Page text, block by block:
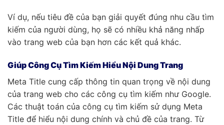
Ví dụ, nếu tiêu đề của bạn giải quyết đúng nhu cầu tìm
kiếm của người dùng, họ sẽ có nhiều khả năng nhấp
vào trang web của bạn hơn các kết quả khác.
Giúp Công Cụ Tìm Kiếm Hiểu Nội Dung Trang
Meta Title cung cấp thông tin quan trọng về nội dung
của trang web cho các công cụ tìm kiếm như Google.
Các thuật toán của công cụ tìm kiếm sử dụng Meta
Title để hiểu nội dung chính và chủ đề của trang. Từ